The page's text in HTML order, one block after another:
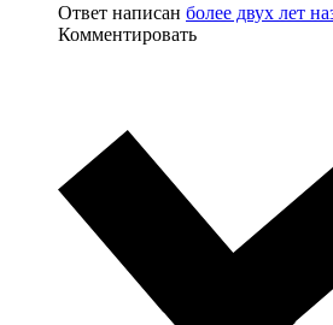
Ответ написан более двух лет
Комментировать